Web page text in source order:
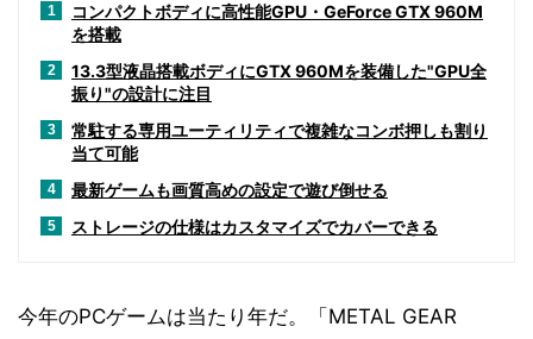
1
コンパクトボディに高性能GPU・GeForce GTX 960M
を搭載
2
13.3型液晶搭載ボディにGTX 960Mを装備した"GPU全
振り"の設計に注目
3
常駐する専用ユーティリティで複雑なコンボ押しも割り
当て可能
4 最新ゲームも画質高めの設定で遊び倒せる
5 ストレージの仕様はカスタマイズでカバーできる
今年のPCゲームは当たり年だ。「METAL GEAR